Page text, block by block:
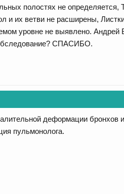
полостях не
и их ветви не расширены,
уровне не выявлено. Андрей
СПАСИБО.
деформации
пульмонолога.